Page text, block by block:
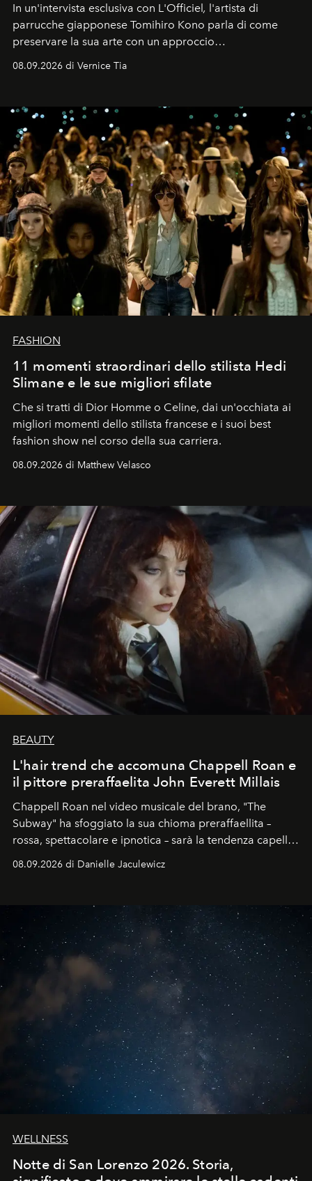
In un'intervista esclusiva con L'Officiel , l'artista di
parrucche giapponese Tomihiro Kono parla di come
preservare la sua arte con un approccio
contemporaneo.
08.09.2026 di Vernice Tia
FASHION
11 momenti straordinari dello stilista Hedi
Slimane e le sue migliori sfilate
Che si tratti di Dior Homme o Celine, dai un'occhiata ai
migliori momenti dello stilista francese e i suoi best
fashion show nel corso della sua carriera.
08.09.2026 di Matthew Velasco
BEAUTY
L'hair trend che accomuna Chappell Roan e
il pittore preraffaelita John Everett Millais
Chappell Roan nel video musicale del brano, "The
Subway" ha sfoggiato la sua chioma preraffaellita –
rossa, spettacolare e ipnotica – sarà la tendenza capelli
dell'autunno?
08.09.2026 di Danielle Jaculewicz
WELLNESS
Notte di San Lorenzo 2026. Storia,